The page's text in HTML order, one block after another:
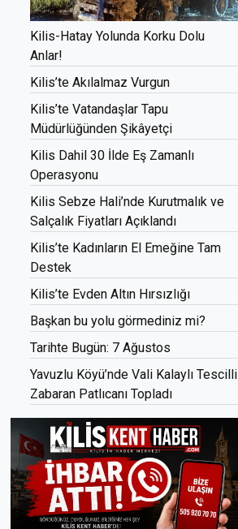
Kilis-Hatay Yolunda Korku Dolu
Anlar!
Kilis’te Akılalmaz Vurgun
Kilis’te Vatandaşlar Tapu
Müdürlüğünden Şikâyetçi
Kilis Dahil 30 İlde Eş Zamanlı
Operasyonu
Kilis Sebze Hali’nde Kurutmalık ve
Salçalık Fiyatları Açıklandı
Kilis’te Kadınların El Emeğine Tam
Destek
Kilis’te Evden Altın Hırsızlığı
Başkan bu yolu görmediniz mi?
Tarihte Bugün: 7 Ağustos
Yavuzlu Köyü’nde Vali Kalaylı Tescilli
Zabaran Patlıcanı Topladı